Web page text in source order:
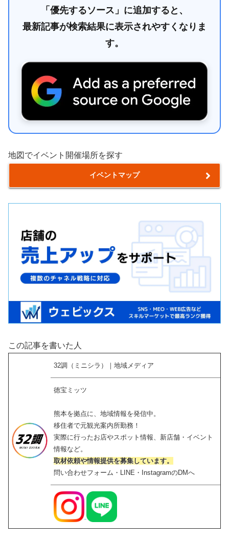
「優先するソース」に追加すると、
最新記事が検索結果に表示されやすくなりま
す。
地図でイベント開催場所を探す
イベントマップ
この記事を書いた人
32調（ミニシラ）｜地域メディア
徳宝ミッツ
熊本を拠点に、地域情報を発信中。
移住者で元観光案内所勤務！
実際に行ったお店やスポット情報、新店舗・イベント
情報など。
取材依頼や情報提供を募集しています。
問い合わせフォーム・LINE・InstagramのDMへ